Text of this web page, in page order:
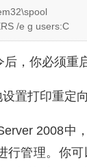
/e g users:C
，你必须重
置打印重定向
2008中
行管理。你